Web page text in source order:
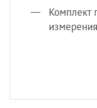
Комплект